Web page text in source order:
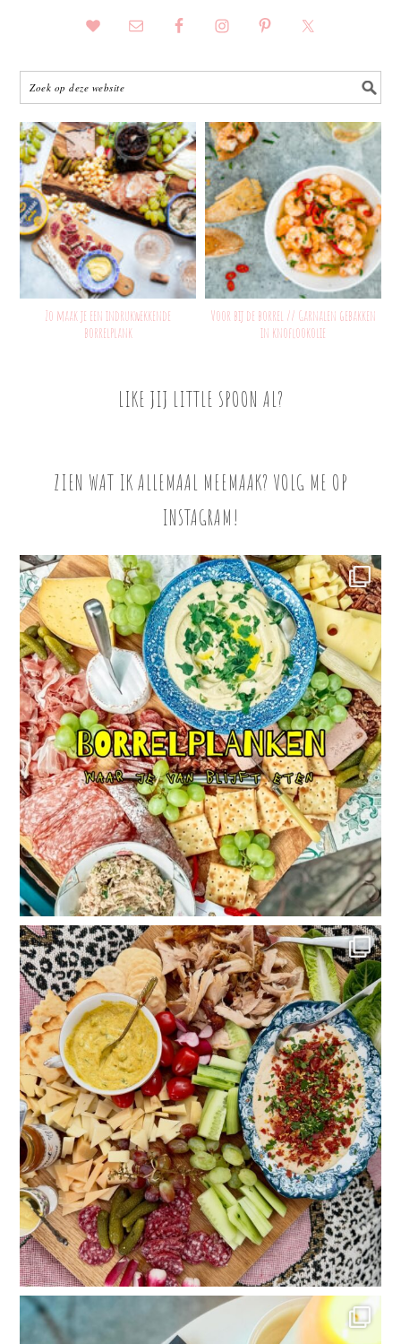
Zo maak je een indrukwekkende
borrelplank
Voor bij de borrel // Garnalen gebakken
in knoflookolie
LIKE JIJ LITTLE SPOON AL?
ZIEN WAT IK ALLEMAAL MEEMAAK? VOLG ME OP
INSTAGRAM!